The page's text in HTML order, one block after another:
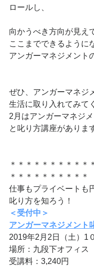
ロールし、
向かうべき方向が見え
ここまでできるように
アンガーマネジメント
ぜひ、アンガーマネジ
生活に取り入れてみて
2月はアンガーマネジ
と叱り方講座がありま
＊＊＊＊＊＊＊＊＊＊
＊＊＊＊＊＊＊＊＊＊
仕事もプライベートも
叱り方を知ろう！
＜受付中＞
アンガーマネジメント
2019年2月2日（土）1
場所：九段下オフィス
受講料：3,240円